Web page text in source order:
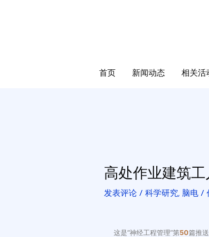
首页 新闻动态 相关活
高处作业建筑
发表评论 /科学研究, 脑电 /
这是“神经工程管理”第50篇推送